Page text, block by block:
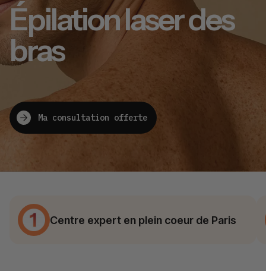
Épilation laser des
bras
Ma consultation offerte
Centre expert en plein coeur de Paris